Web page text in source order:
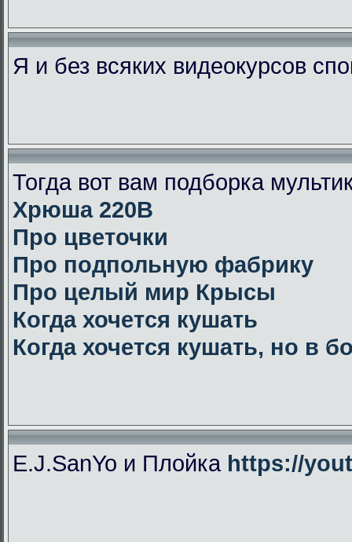
Я и без всяких видеокурсов
Тогда вот вам подборка
Хрюша 220В
Про цветочки
Про подпольную фабрику
Про целый мир Крысы
Когда хочется кушать
Когда хочется кушать, но в
E.J.SanYo и Плойка https://